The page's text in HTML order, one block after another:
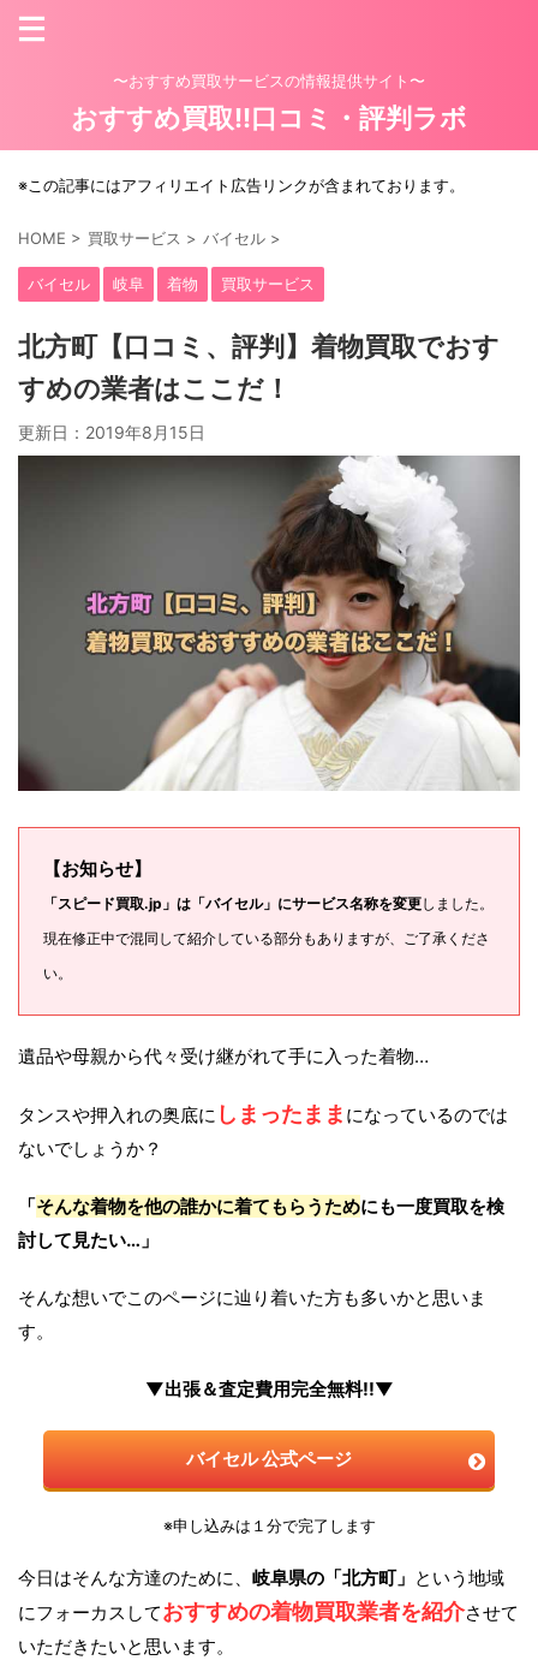
〜おすすめ買取サービスの情報提供サイト〜
おすすめ買取!!口コミ・評判ラボ
※この記事にはアフィリエイト広告リンクが含まれております。
HOME > 買取サービス > バイセル >
バイセル 岐阜 着物 買取サービス
北方町【口コミ、評判】着物買取でおす
すめの業者はここだ！
更新日： 2019年8月15日
【お知らせ】
「スピード買取.jp」は「バイセル」にサービス名称を変更しました。
現在修正中で混同して紹介している部分もありますが、ご了承くださ
い。
遺品や母親から代々受け継がれて手に入った着物…
タンスや押入れの奥底に しまったまま になっているのでは
ないでしょうか？
「そんな着物を他の誰かに着てもらうためにも一度買取を検
討して見たい…」
そんな想いでこのページに辿り着いた方も多いかと思いま
す。
▼出張＆査定費用完全無料!!▼
バイセル 公式ページ
※申し込みは１分で完了します
今日はそんな方達のために、 岐阜県の「北方町」 という地域
にフォーカスしておすすめの着物買取業者を紹介させて
いただきたいと思います。